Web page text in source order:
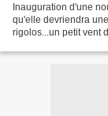
Inauguration d'une
qu'elle devriendra
rigolos...un petit vent